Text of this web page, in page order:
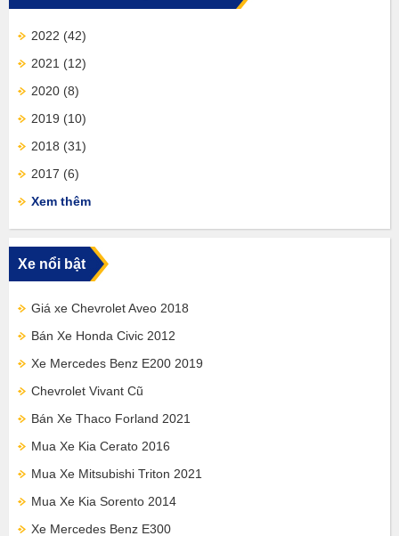
2022 (42)
2021 (12)
2020 (8)
2019 (10)
2018 (31)
2017 (6)
Xem thêm
Xe nổi bật
Giá xe Chevrolet Aveo 2018
Bán Xe Honda Civic 2012
Xe Mercedes Benz E200 2019
Chevrolet Vivant Cũ
Bán Xe Thaco Forland 2021
Mua Xe Kia Cerato 2016
Mua Xe Mitsubishi Triton 2021
Mua Xe Kia Sorento 2014
Xe Mercedes Benz E300